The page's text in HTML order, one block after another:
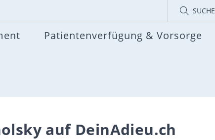
SUCHE
Patientenverfügung & Vorsorge
auf DeinAdieu.ch